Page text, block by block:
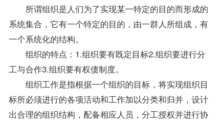
所谓组织是人们为了实现某一特定的目的而形成的
系统集合，它有一个特定的目的，由一群人所组成，有
一个系统化的结构。
组织的特点：1.组织要有既定目标2.组织要进行分
工与合作3.组织要有权债制度。
组织工作是指根据一个组织的目标，将实现组织目
标所必须进行的各项活动和工作加以分类和归并，设计
出合理的组织结构，配备相应人员，分工授权并进行协